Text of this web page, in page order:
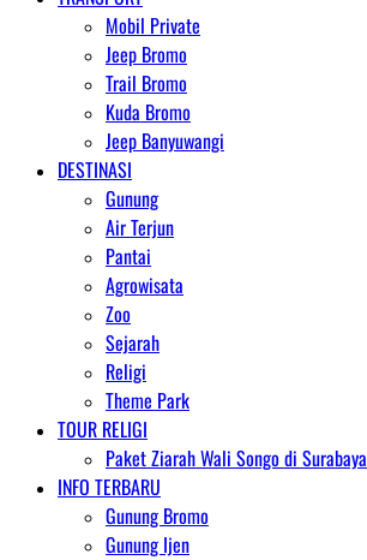
Mobil Private
Jeep Bromo
Trail Bromo
Kuda Bromo
Jeep Banyuwangi
DESTINASI
Gunung
Air Terjun
Pantai
Agrowisata
Zoo
Sejarah
Religi
Theme Park
TOUR RELIGI
Paket Ziarah Wali Songo di Surabaya
INFO TERBARU
Gunung Bromo
Gunung Ijen